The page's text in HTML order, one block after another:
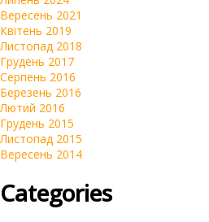
Вересень 2021
Квітень 2019
Листопад 2018
Грудень 2017
Серпень 2016
Березень 2016
Лютий 2016
Грудень 2015
Листопад 2015
Вересень 2014
Categories